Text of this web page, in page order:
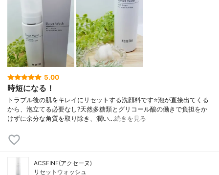
5.00
時短になる！
トラブル後の肌をキレイにリセットする洗顔料です⭐泡が直接出てくる
から、泡立てる必要なし?天然多糖類とグリコール酸の働きで負担をか
けずに余分な角質を取り除き、潤い…続きを見る
ACSEINE(アクセーヌ)
リセットウォッシュ